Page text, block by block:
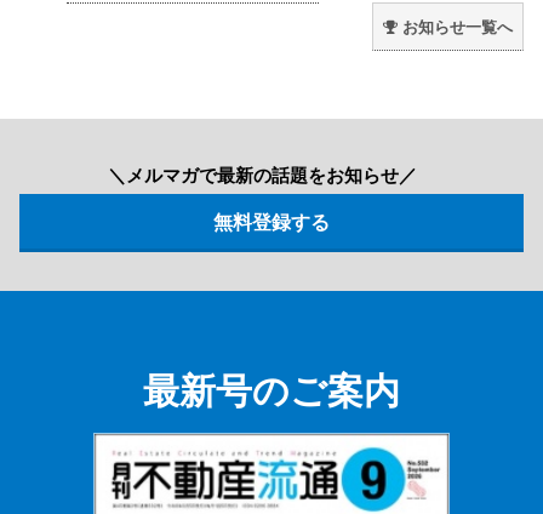
お知らせ一覧へ
＼メルマガで最新の話題をお知らせ／
最新号のご案内